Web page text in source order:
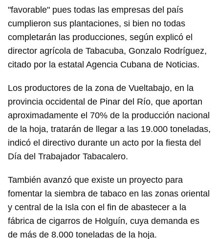
"favorable" pues todas las empresas del país
cumplieron sus plantaciones, si bien no todas
completarán las producciones, según explicó el
director agrícola de Tabacuba, Gonzalo Rodríguez,
citado por la estatal Agencia Cubana de Noticias.
Los productores de la zona de Vueltabajo, en la
provincia occidental de Pinar del Río, que aportan
aproximadamente el 70% de la producción nacional
de la hoja, tratarán de llegar a las 19.000 toneladas,
indicó el directivo durante un acto por la fiesta del
Día del Trabajador Tabacalero.
También avanzó que existe un proyecto para
fomentar la siembra de tabaco en las zonas oriental
y central de la Isla con el fin de abastecer a la
fábrica de cigarros de Holguín, cuya demanda es
de más de 8.000 toneladas de la hoja.